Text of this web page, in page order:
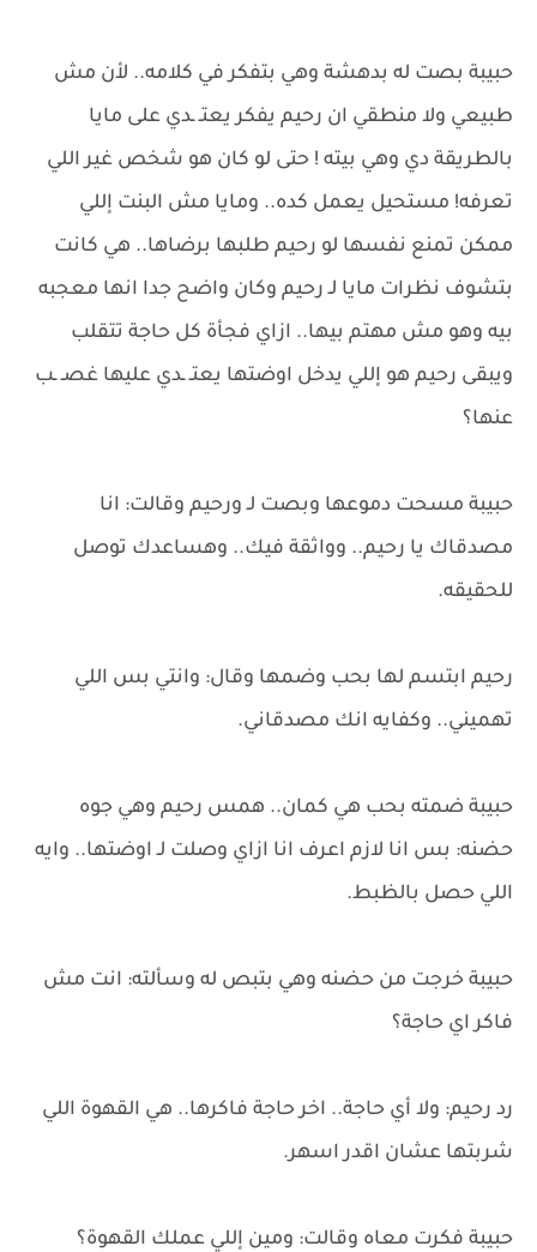
حبيبة بصت له بدهشة وهي بتفكر في كلامه.. لأن مش
طبيعي ولا منطقي ان رحيم يفكر يعتـ ـدي على مايا
بالطريقة دي وهي بيته ! حتى لو كان هو شخص غير اللي
تعرفه! مستحيل يعمل كده.. ومايا مش البنت إللي
ممكن تمنع نفسها لو رحيم طلبها برضاها.. هي كانت
بتشوف نظرات مايا لـ رحيم وكان واضح جدا انها معجبه
بيه وهو مش مهتم بيها.. ازاي فجأة كل حاجة تتقلب
ويبقى رحيم هو إللي يدخل اوضتها يعتـ ـدي عليها غصـ ـب
عنها؟
حبيبة مسحت دموعها وبصت لـ ورحيم وقالت: انا
مصدقاك يا رحيم.. وواثقة فيك.. وهساعدك توصل
للحقيقه.
رحيم ابتسم لها بحب وضمها وقال: وانتي بس اللي
تهميني.. وكفايه انك مصدقاني.
حبيبة ضمته بحب هي كمان.. همس رحيم وهي جوه
حضنه: بس انا لازم اعرف انا ازاي وصلت لـ اوضتها.. وايه
اللي حصل بالظبط.
حبيبة خرجت من حضنه وهي بتبص له وسألته: انت مش
فاكر اي حاجة؟
رد رحيم: ولا أي حاجة.. اخر حاجة فاكرها.. هي القهوة اللي
شربتها عشان اقدر اسهر.
حبيبة فكرت معاه وقالت: ومين إللي عملك القهوة؟